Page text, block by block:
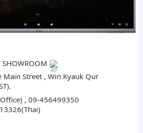
SHOWROOM
Main Street , Win Kyauk Qur
, 09-456499350